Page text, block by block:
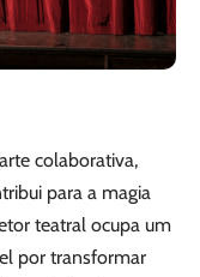
colaborativa,
para a magia
teatral ocupa um
por transformar